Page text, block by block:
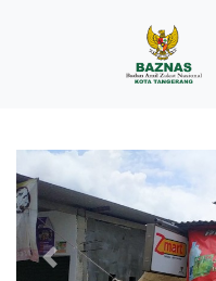
Previous